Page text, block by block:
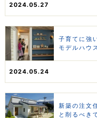
2024.05.27
2024.05.24
子育てに強
モデルハウ
新築の注文
と削るべき